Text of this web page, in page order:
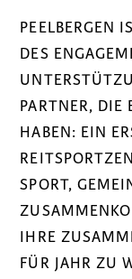
PEELBERGEN
DES
PARTNER, DIE
HABEN: EIN
SPORT,
IHRE
FÜR JAHR ZU